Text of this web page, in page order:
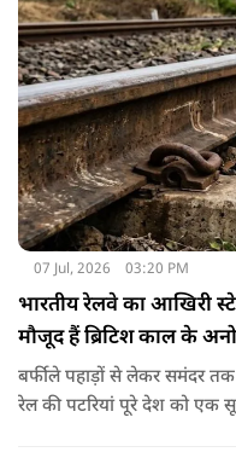
07 Jul, 2026 03:20 PM
भारतीय रेलवे का आखिरी
मौजूद हैं ब्रिटिश काल के
बर्फीले पहाड़ों से लेकर समंदर
रेल की पटरियां पूरे देश को एक